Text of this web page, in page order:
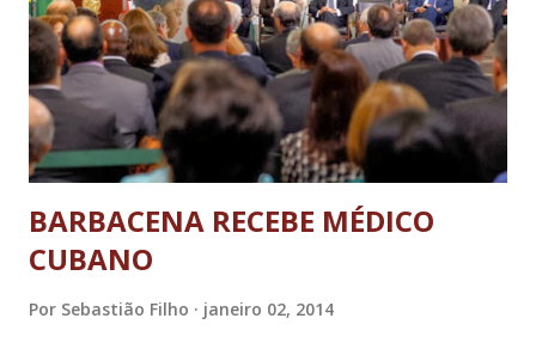
propostas em tramitação no Senado Federal que
promovem a elevação da distribuição de recursos
tributários diretamente aos municípios, para que as
prefeituras tenham maior autonomia e independência para
investimentos prioritários no atendimento aos seus
morado...
BARBACENA RECEBE MÉDICO
CUBANO
Por Sebastião Filho janeiro 02, 2014